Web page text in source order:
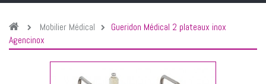
Mobilier Médical
Gueridon Médical 2 plateaux inox
Agencinox